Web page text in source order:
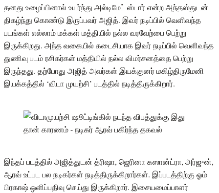
தனது உழைப்பினால் உயர்ந்து அல்டிமேட் ஸ்டார் என்ற அந்தஸ்துடன்
திகழ்ந்து கொண்டு இருப்பவர் அஜித். இவர் நடிப்பில் வெளிவந்த
படங்கள் எல்லாம் மக்கள் மத்தியில் நல்ல வரவேற்பை பெற்று
இருக்கிறது. அந்த வகையில் கடைசியாக இவர் நடிப்பில் வெளிவந்த
துணிவு படம் ரசிகர்கள் மத்தியில் நல்ல விமர்சனத்தை பெற்று
இருந்தது. தற்போது அஜித் அவர்கள் இயக்குனர் மகிழ்திருமேனி
இயக்கத்தில் ‘விடா முயற்சி’ படத்தில் நடித்திருக்கிறார்.
இந்தப் படத்தில் அஜித்துடன் த்ரிஷா, ஜெரினா கஸான்ட்ரா, அர்ஜுன்,
ஆரவ் உட்பட பல நடிகர்கள் நடித்திருக்கிறார்கள். இப்படத்திற்கு ஓம்
பிரகாஷ் ஒளிப்பதிவு செய்து இருக்கிறார். இசையமைப்பாளர்